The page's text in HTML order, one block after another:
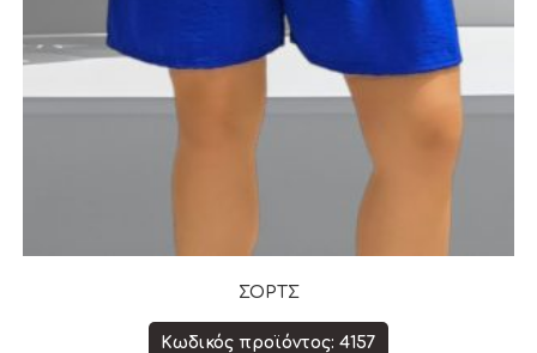
ΣΟΡΤΣ
Κωδικός προϊόντος: 4157